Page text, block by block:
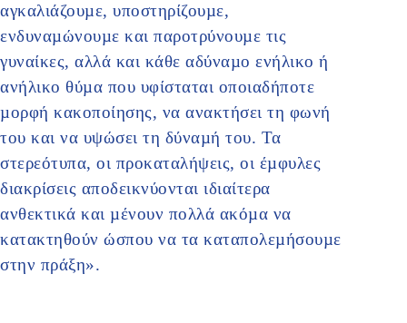
αγκαλιάζουµε, υποστηρίζουµε,
ενδυναµώνουµε και παροτρύνουµε τις
γυναίκες, αλλά και κάθε αδύναµο ενήλικο ή
ανήλικο θύµα που υφίσταται οποιαδήποτε
µορφή κακοποίησης, να ανακτήσει τη φωνή
του και να υψώσει τη δύναµή του. Τα
στερεότυπα, οι προκαταλήψεις, οι έµφυλες
διακρίσεις αποδεικνύονται ιδιαίτερα
ανθεκτικά και µένουν πολλά ακόµα να
κατακτηθούν ώσπου να τα καταπολεµήσουµε
στην πράξη».